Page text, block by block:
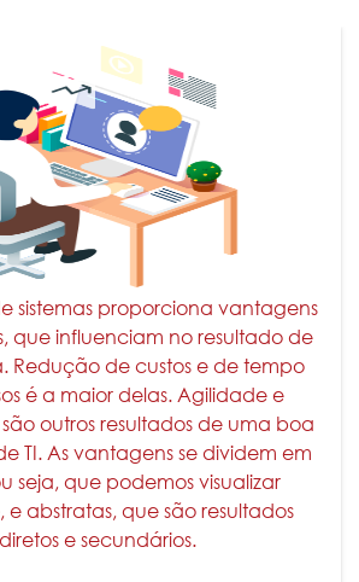
sistemas proporciona vantagens
que influenciam no resultado de
Redução de custos e de tempo
é a maior delas. Agilidade e
outros resultados de uma boa
TI. As vantagens se dividem em
seja, que podemos visualizar
abstratas, que são resultados
e secundários.